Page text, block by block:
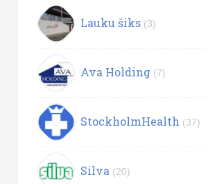
Lauku šiks (3)
Ava Holding (7)
StockholmHealth (37)
Silva (20)